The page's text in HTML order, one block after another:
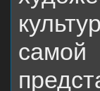
самой